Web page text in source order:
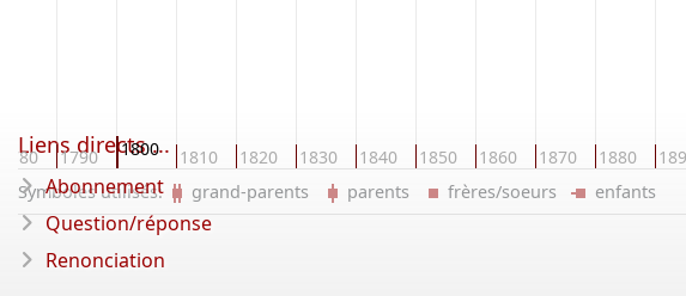
1780 1790 1800 1810 1820 1830 1840 1850 1860 1870 1880
Symboles utilisés: grand-parents parents frères/soeurs enfants
Liens directs ...
Abonnement
Question/réponse
Renonciation